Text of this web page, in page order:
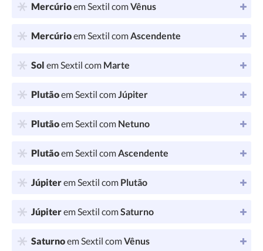
Mercúrioem Sextil comVênus
Mercúrioem Sextil comAscendente
Sol em Sextil com Marte
Plutãoem Sextil comJúpiter
Plutãoem Sextil com Netuno
Plutãoem Sextil comAscendente
Júpiterem Sextil com Plutão
Júpiterem Sextil comSaturno
Saturnoem Sextil comVênus